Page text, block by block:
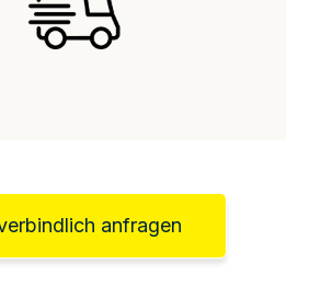
anfragen